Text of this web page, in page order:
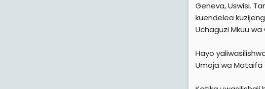
Geneva, Uswisi.
kuendelea
Uchaguzi Mkuu wa
Hayo
Umoja wa Mataifa